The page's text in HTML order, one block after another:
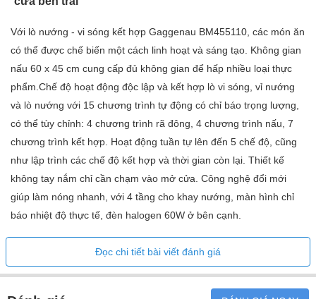
Với lò nướng - vi sóng kết hợp Gaggenau BM455110, các món ăn
có thể được chế biến một cách linh hoạt và sáng tạo. Không gian
nấu 60 x 45 cm cung cấp đủ không gian để hấp nhiều loại thực
phẩm.Chế độ hoạt động độc lập và kết hợp lò vi sóng, vỉ nướng
và lò nướng với 15 chương trình tự động có chỉ báo trọng lượng,
có thể tùy chỉnh: 4 chương trình rã đông, 4 chương trình nấu, 7
chương trình kết hợp. Hoạt động tuần tự lên đến 5 chế độ, cũng
như lập trình các chế độ kết hợp và thời gian còn lại. Thiết kế
không tay nắm chỉ cần chạm vào mở cửa. Công nghệ đổi mới
giúp làm nóng nhanh, với 4 tầng cho khay nướng, màn hình chỉ
báo nhiệt độ thực tế, đèn halogen 60W ở bên cạnh.
Cửa không tay nắm / cửa mở tự động
Vẻ ngoài đặc trưng của Gaggenau có phần kính toàn phần nằm
Đọc chi tiết bài viết đánh giá